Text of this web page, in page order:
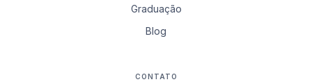
Graduação
Blog
CONTATO